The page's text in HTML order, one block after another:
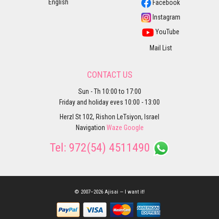
English
Facebook
Instagram
YouTube
Mail List
CONTACT US
Sun - Th 10:00 to 17:00
Friday and holiday eves 10:00 - 13:00
Herzl St 102, Rishon LeTsiyon, Israel
Navigation Waze Google
Tel: 972(54) 4511490
© 2007–2026 Ajisai — I want it!